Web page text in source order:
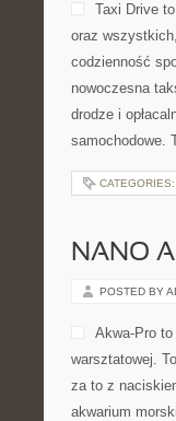
Taxi Drive
oraz
codzienność
nowoczesna
drodze i
samochodowe.
CATEGORIES:
NANO
POSTED BY
Akwa-Pro
warsztatowej.
za to z
akwarium